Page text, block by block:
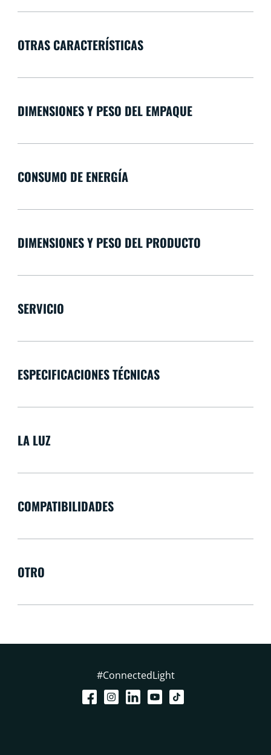
OTRAS CARACTERÍSTICAS
DIMENSIONES Y PESO DEL EMPAQUE
CONSUMO DE ENERGÍA
DIMENSIONES Y PESO DEL PRODUCTO
SERVICIO
ESPECIFICACIONES TÉCNICAS
LA LUZ
COMPATIBILIDADES
OTRO
#ConnectedLight